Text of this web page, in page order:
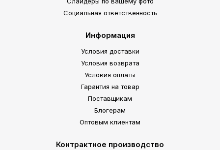
Социальная ответственность
Информация
Условия доставки
Условия возврата
Условия оплаты
Гарантия на товар
Поставщикам
Блогерам
Оптовым клиентам
Контрактное производство